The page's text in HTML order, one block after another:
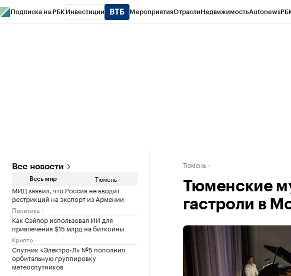
Подписка на РБК Инвестиции МероприятияОтраслиНедвижимостьAutonews
Все новости
Весь мир Тюмень
МИД заявил, что Россия не вводит
рестрикций на экспорт из Армении
Политика
Как Сэйлор использовал ИИ для
привлечения $15 млрд на биткоины
Крипто
Спутник «Электро-Л» №5 пополнил
орбитальную группировку
метеоспутников
Тюмень
Тюменские
гастроли в